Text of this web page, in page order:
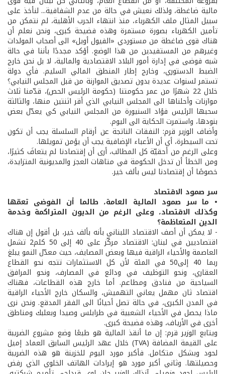
مالية ضاغطة، ولذلك نعيش في حالة من عدم الشفافية... لنأخذ على
سبيل المثال ملف الكهرباء، منذ انتهاء الحرب الأهلية، لم نتمكن من
تأمين الكهرباء بصورة مستمرة وهذه فضيحة كبرى، ونحن نعلم أن
هناك قوى ضاغطة من مستوردي «الفيول أويل» الى أصحاب المولدات
وغيرهم من المستفيدين من هذا الوضع. أؤكد مجددًا بأننا في حالة
شبه فوضى في إدارة أمور البلاد الاقتصادية والمالية، لا بل نحن خارج
الضبط الدستوري، وخارج إطار المنطق المالي السليم. فأي دولة
تستمر لسنوات عديدة بدون تصديق الموازنة من قبل المجلس النيابي؟
خلال 22 شهرًا من عمر حكومتنا (حكومة الرئيس الحص)، قدّمنا ثلاث
موازنات وأحلناها الى المجلس النيابي الذي أقر اثنتين منها، والثالثة
سحبها الرئيس فؤاد السنيورة من المجلس النيابي كي يعدّل بعض
بنودها، واستمرت الحكاية الى اليوم.
وأضاف الوزير قرم: النفقات الناتجة عن أرقام السلسلة يجب أن تكون
تحت السيطرة، أي أن الأعباء الإضافية يجب أن يؤمن تمويلها.
وعلى الرغم من أحقيّة كل المطالب، أرى أن إقتصادنا لم يتعافَ كثيرًا،
ومن الخطأ أن تدخل الحكومة في متاهات العجز والمديونية المتزايدة،
خصوصًا أن إقتصادنا ليس بألف خير.
سر صمود الاقتصاد
• ما سر صمود المالية العامة، طالما أن الفوضى تعمّها
وكذلك الاقتصاد، وعلى الرغم من الديون المتراكمة وخدمة
الدين المتعاظمة؟
- لا يمكن أن أصف الاقتصاد اللبناني بأنه بألف خير، بل أقول إن هناك
اقتصاديين في لبنان: الاقتصاد مركّز على 40 إلى 50 كلم2 تشمل
العاصمة والأحياء الراقية فيها وبعض المصايف، حيث معدّل النمو يبلغ
ربما 40 إلى50 في المئة لأن كل الاستثمارات تتجه نحو القطاع
العقاري، ونحو التوظيف في ودائع في المصارف، ونحو المرافق
السياحية من فنادق ومطاعم. أما خارج هذه القطاعات، فهناك
اقتصاد ثان مهمل يعاني التهميش، والسكان خارج الأحياء الراقية
في المدن الكبرى، في حالة تصل أحيانًا الى الفقر المدقع. ونحن نرى
ماذا يحصل في الأحياء الشعبية في طرابلس وصيدا وبعلبك ومناطق
أخرى في الأرياف، وهذه فضيحة كبرى.
ويتابع الوزير قرم: إن ما أنقذ المالية هو طبعًا وضع مشروع الضريبة
على القيمة المضافة (TVA) خلال عهد الرئيس السابق العماد إميل
لحود وبشكل متكامل. فأكبر مورد اليوم للخزينة هو هذه الضريبة
وحصيلتها. وثاني أكبر مورد هو إيرادات الهاتف الخلوي الذي رفض